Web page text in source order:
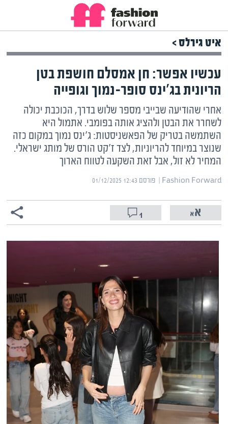
איט גירלס >
עכשיו אפשר: חן אמסלם חושפת בטן
הריונית בג'ינס סופר-נמוך וגופייה
אחרי שהודיעה שבייבי מספר שלוש בדרך, הכוכבת יכולה
לשחרר את הבטן ולהציג אותה בפומבי. אתמול היא
השתמשה בטריק של הפאשניסטות: ג'ינס נמוך במקום כזה
שנוצר במיוחד להריוניות, לצד ז'קט הורס של מותג ישראלי.
המחיר לא זול, אבל זאת השקעה לטווח הארוך
Fashion Forward | ‏ פורסם ‎01/12/2025 12:43
1